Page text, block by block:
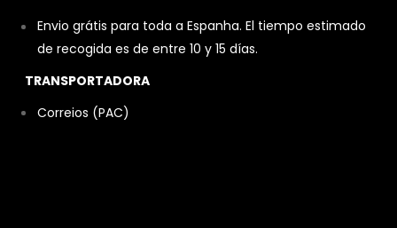
Envio grátis para toda a Espanha. El tiempo estimado
de recogida es de entre 10 y 15 días.
TRANSPORTADORA
Correios (PAC)